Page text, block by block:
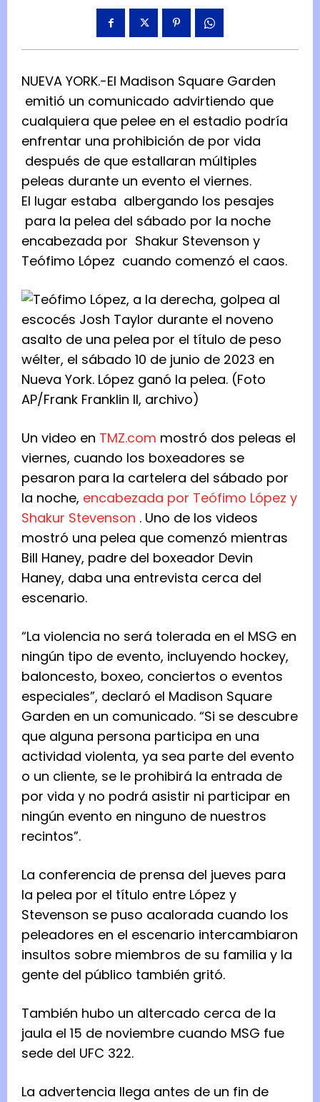
NUEVA YORK.-El Madison Square Garden
emitió un comunicado advirtiendo que
cualquiera que pelee en el estadio podría
enfrentar una prohibición de por vida
después de que estallaran múltiples
peleas durante un evento el viernes.
El lugar estaba albergando los pesajes
para la pelea del sábado por la noche
encabezada por Shakur Stevenson y
Teófimo López cuando comenzó el caos.
Un video en TMZ.com mostró dos peleas el
viernes, cuando los boxeadores se
pesaron para la cartelera del sábado por
la noche, encabezada por Teófimo López y
Shakur Stevenson . Uno de los videos
mostró una pelea que comenzó mientras
Bill Haney, padre del boxeador Devin
Haney, daba una entrevista cerca del
escenario.
“La violencia no será tolerada en el MSG en
ningún tipo de evento, incluyendo hockey,
baloncesto, boxeo, conciertos o eventos
especiales”, declaró el Madison Square
Garden en un comunicado. “Si se descubre
que alguna persona participa en una
actividad violenta, ya sea parte del evento
o un cliente, se le prohibirá la entrada de
por vida y no podrá asistir ni participar en
ningún evento en ninguno de nuestros
recintos”.
La conferencia de prensa del jueves para
la pelea por el título entre López y
Stevenson se puso acalorada cuando los
peleadores en el escenario intercambiaron
insultos sobre miembros de su familia y la
gente del público también gritó.
También hubo un altercado cerca de la
jaula el 15 de noviembre cuando MSG fue
sede del UFC 322.
La advertencia llega antes de un fin de